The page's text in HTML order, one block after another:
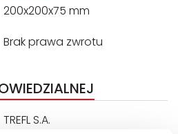
200x200x75 mm
Brak prawa zwrotu
TREFL S.A.